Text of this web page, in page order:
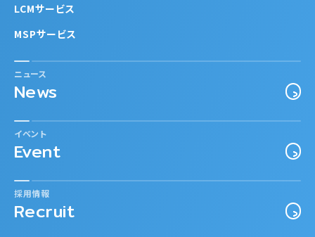
LCMサービス
MSPサービス
ニュース
News
イベント
Event
採用情報
Recruit